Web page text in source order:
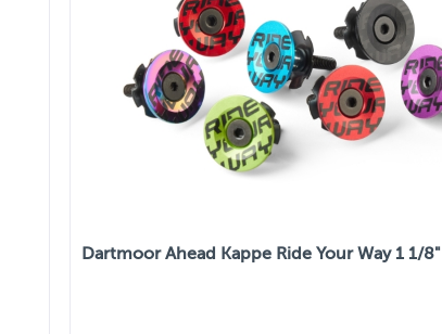
Dartmoor Ahead Kappe Ride Your Way 1 1/8"